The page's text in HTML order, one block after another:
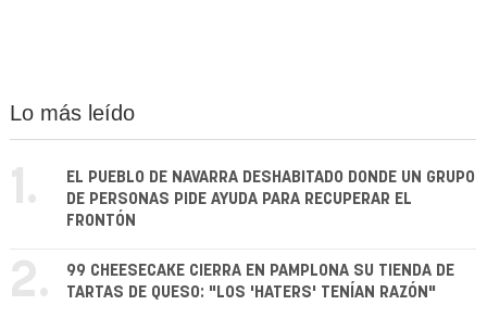
Lo más leído
1.
EL PUEBLO DE NAVARRA DESHABITADO DONDE UN GRUPO
DE PERSONAS PIDE AYUDA PARA RECUPERAR EL
FRONTÓN
2.
99 CHEESECAKE CIERRA EN PAMPLONA SU TIENDA DE
TARTAS DE QUESO: "LOS 'HATERS' TENÍAN RAZÓN"